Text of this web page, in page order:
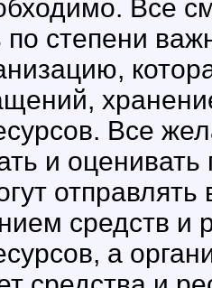
Все
по степени
Все
и
средств и
а